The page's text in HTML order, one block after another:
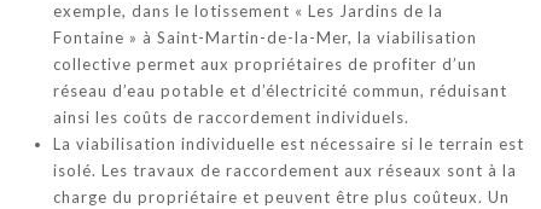
exemple, dans le lotissement « Les Jardins de la
Fontaine » à Saint-Martin-de-la-Mer, la viabilisation
collective permet aux propriétaires de profiter d’un
réseau d’eau potable et d’électricité commun, réduisant
ainsi les coûts de raccordement individuels.
La viabilisation individuelle est nécessaire si le terrain est
isolé. Les travaux de raccordement aux réseaux sont à la
charge du propriétaire et peuvent être plus coûteux. Un